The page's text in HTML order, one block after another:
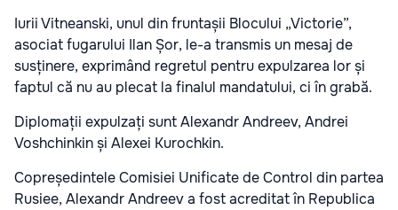
Iurii Vitneanski, unul din fruntașii Blocului „Victorie”,
asociat fugarului Ilan Șor, le-a transmis un mesaj de
susținere, exprimând regretul pentru expulzarea lor și
faptul că nu au plecat la finalul mandatului, ci în grabă.
Diplomații expulzați sunt Alexandr Andreev, Andrei
Voshchinkin și Alexei Kurochkin.
Copreședintele Comisiei Unificate de Control din partea
Rusiee, Alexandr Andreeva fost acreditat în Republica